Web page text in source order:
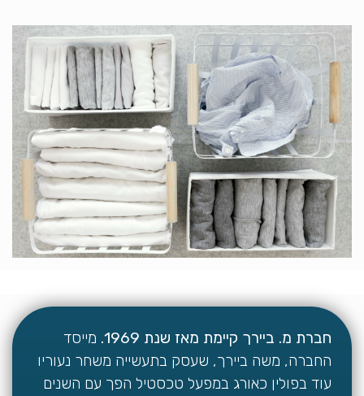
חברת מ. ביירך קיימת מאז שנת 1969.
מייסד
החברה, משה ביירך, שעסק בתעשייה משחר נעוריו
עוד בפולין כאורג במפעל טכסטיל הפך עם השנים